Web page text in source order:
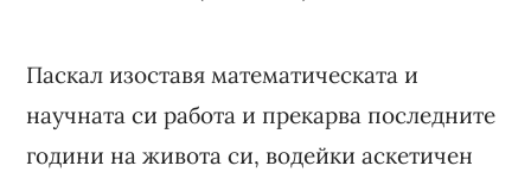
Паскал изоставя математическата и
научната си работа и прекарва последните
години на живота си, водейки аскетичен